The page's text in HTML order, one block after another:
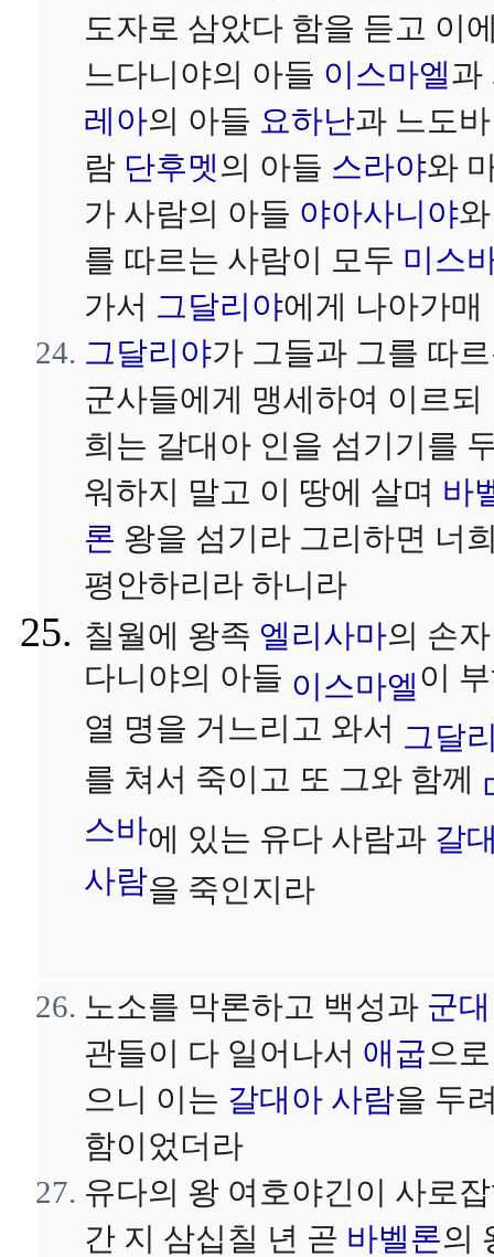
도자로 삼았다 함을 듣고 이
느다니야의 아들 이스마엘과
레아의 아들 요하난과 느도
람 단후멧의 아들 스라야와
가 사람의 아들 야아사니야
를 따르는 사람이 모두 미스
가서 그달리야에게 나아가매
그달리야가 그들과 그를 따
군사들에게 맹세하여 이르되
희는 갈대아 인을 섬기기를
워하지 말고 이 땅에 살며 바
론 왕을 섬기라 그리하면 너
평안하리라 하니라
칠월에 왕족 엘리사마의 손
다니야의 아들 이스마엘이
열 명을 거느리고 와서 그달
를 쳐서 죽이고 또 그와 함께
스바에 있는 유다 사람과 갈
사람을 죽인지라
노소를 막론하고 백성과 군대
관들이 다 일어나서 애굽으
으니 이는 갈대아 사람을 두
함이었더라
유다의 왕 여호야긴이 사로
간 지 삼십칠 년 곧 바벨론의